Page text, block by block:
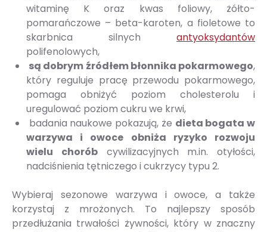
witaminę K oraz kwas foliowy, żółto-
pomarańczowe – beta-karoten, a fioletowe to
skarbnica silnych antyoksydantów
polifenolowych,
są dobrym źródłem błonnika pokarmowego,
który reguluje pracę przewodu pokarmowego,
pomaga obniżyć poziom cholesterolu i
uregulować poziom cukru we krwi,
badania naukowe pokazują, że dieta bogata w
warzywa i owoce obniża ryzyko rozwoju
wielu choróbcywilizacyjnych m.in. otyłości,
nadciśnienia tętniczego i cukrzycy typu 2.
Wybieraj sezonowe warzywa i owoce, a także
korzystaj z mrożonych. To najlepszy sposób
przedłużania trwałości żywności, który w znaczny